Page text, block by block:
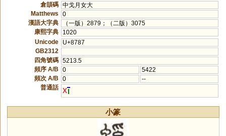
倉頡碼 中戈月女大
Matthews
0
漢語大字典
（一版）2879；（二版）3075
康熙字典
1020
Unicode
U+8787
GB2312
四角號碼 5213.5
頻序 A/B
0
5422
頻次 A/B
0
--
普通話 x
小篆